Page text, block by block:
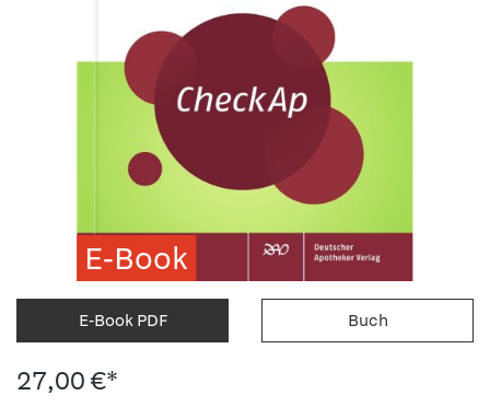
E-Book
E-Book PDF Buch
27,00 €*